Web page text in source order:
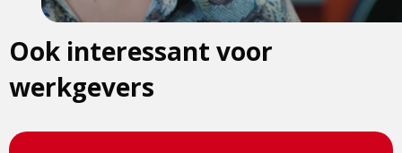
Ook interessant voor
werkgevers